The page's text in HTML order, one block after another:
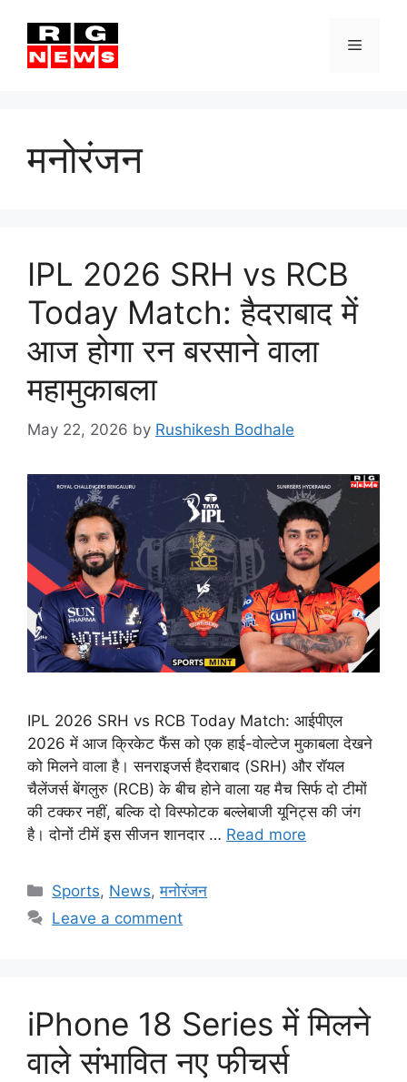
content
Menu
मनोरंजन
IPL 2026 SRH vs RCB
Today Match: हैदराबाद में
आज होगा रन बरसाने वाला
महामुकाबला
May 22, 2026 by Rushikesh Bodhale
IPL 2026 SRH vs RCB Today Match: आईपीएल
2026 में आज क्रिकेट फैंस को एक हाई-वोल्टेज मुकाबला देखने
को मिलने वाला है। सनराइजर्स हैदराबाद (SRH) और रॉयल
चैलेंजर्स बेंगलुरु (RCB) के बीच होने वाला यह मैच सिर्फ दो टीमों
की टक्कर नहीं, बल्कि दो विस्फोटक बल्लेबाजी यूनिट्स की जंग
है। दोनों टीमें इस सीजन शानदार … Read more
Categories
Sports, News,मनोरंजन
Leave a comment
iPhone 18 Series में मिलने
वाले संभावित नए फीचर्स